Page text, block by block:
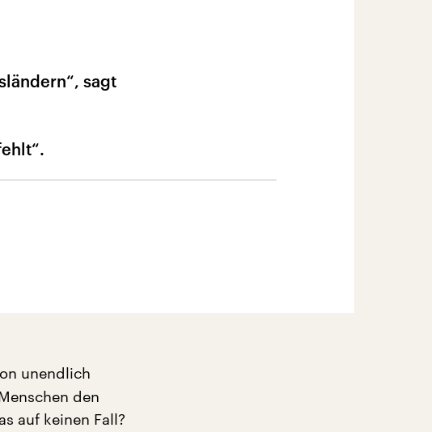
sagt
unendlich
den
auf keinen Fall?